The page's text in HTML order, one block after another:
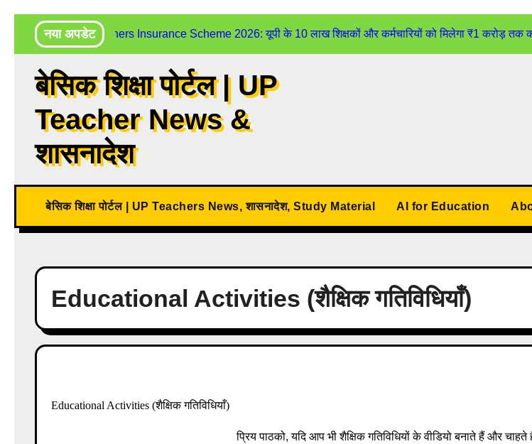
नया अपडेटUP Teachers Insurance Scheme 2026: यूपी के 10 लाख शिक्षकों और कर्मचारियों को मिलेगा ₹1 करोड़ तक का
बेसिक शिक्षा पोर्टल | UP
Teacher News &
शासनादेश
बेसिक शिक्षा पोर्टल | UP Teachers News, शासनादेश, Study Material AI for Education
Educational Activities (शैक्षिक गतिविधियाँ)
Educational Activities (शैक्षिक गतिविधियाँ)
प्रिय पाठको, यदि आप भी शैक्षिक गतिविधियों के वीडियो बनाते हैं और चाहते हैं